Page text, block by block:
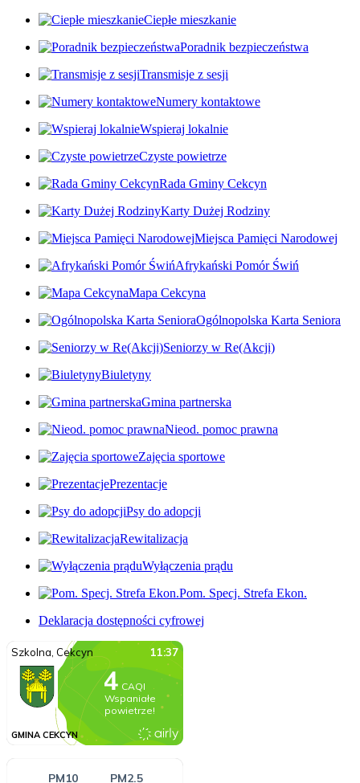
Ciepłe mieszkanie
Poradnik bezpieczeństwa
Transmisje z sesji
Numery kontaktowe
Wspieraj lokalnie
Czyste powietrze
Rada Gminy Cekcyn
Karty Dużej Rodziny
Miejsca Pamięci Narodowej
Afrykański Pomór Świń
Mapa Cekcyna
Ogólnopolska Karta Seniora
Seniorzy w Re(Akcji)
Biuletyny
Gmina partnerska
Nieod. pomoc prawna
Zajęcia sportowe
Prezentacje
Psy do adopcji
Rewitalizacja
Wyłączenia prądu
Pom. Specj. Strefa Ekon.
Deklaracja dostępności cyfrowej